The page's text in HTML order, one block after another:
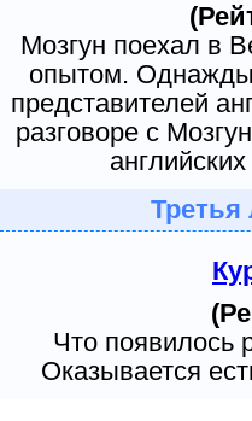
Мозгун поехал в
опытом. Однажды
представителей
разговоре с
Третья
Что появилось
Оказывается